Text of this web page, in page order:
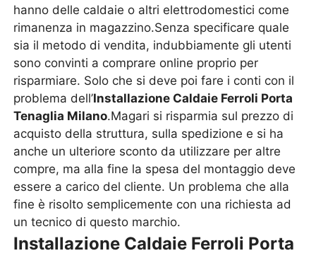
hanno delle caldaie o altri elettrodomestici come
rimanenza in magazzino.Senza specificare quale
sia il metodo di vendita, indubbiamente gli utenti
sono convinti a comprare online proprio per
risparmiare. Solo che si deve poi fare i conti con il
problema dell’Installazione Caldaie Ferroli Porta
Tenaglia Milano.Magari si risparmia sul prezzo di
acquisto della struttura, sulla spedizione e si ha
anche un ulteriore sconto da utilizzare per altre
compre, ma alla fine la spesa del montaggio deve
essere a carico del cliente. Un problema che alla
fine è risolto semplicemente con una richiesta ad
un tecnico di questo marchio.
Installazione Caldaie Ferroli Porta